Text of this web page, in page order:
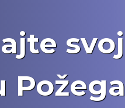
svoj
Požega